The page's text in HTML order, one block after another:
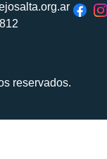
reservados.